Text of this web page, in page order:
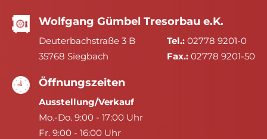
Wolfgang Gümbel Tresorbau e.K.
Deuterbachstraße 3 B
35768 Siegbach
Tel.: 02778 9201-0
Fax.: 02778 9201-50
Öffnungszeiten
Ausstellung/Verkauf
Mo.-Do. 9:00 - 17:00 Uhr
Fr. 9:00 - 16:00 Uhr